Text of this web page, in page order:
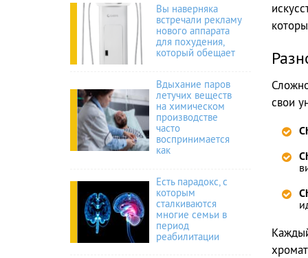
Вы наверняка
встречали рекламу
нового аппарата
для похудения,
который обещает
Вдыхание паров
летучих веществ
на химическом
производстве
часто
воспринимается
как
Есть парадокс, с
которым
сталкиваются
многие семьи в
период
реабилитации
свои